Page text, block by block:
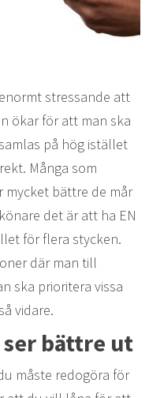
stressande att
ökar för att man ska
på hög istället
Många som
mycket bättre de mår
det är att ha EN
för flera stycken.
där man till
ska prioritera vissa
vidare.
bättre ut
måste redogöra för